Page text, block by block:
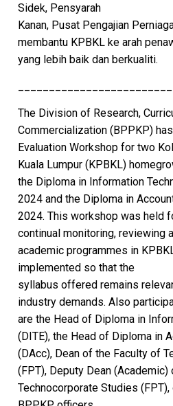
Sidek, Pensyarah
Kanan, Pusat Pengajian
membantu KPBKL ke arah
yang lebih baik dan berkualiti.
The Division of Research,
Commercialization (BPPKP)
Evaluation Workshop for two
Kuala Lumpur (KPBKL)
the Diploma in Information
2024 and the Diploma in
2024. This workshop was held
continual monitoring, reviewing
academic programmes in
implemented so that the
syllabus offered remains
industry demands. Also
are the Head of Diploma in
(DITE), the Head of Diploma in
(DAcc), Dean of the Faculty of
(FPT), Deputy Dean
Technocorporate Studies